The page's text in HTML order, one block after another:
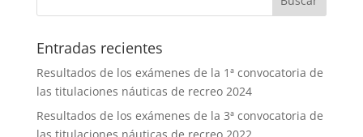
Entradas recientes
Resultados de los exámenes de la 1ª convocatoria de
las titulaciones náuticas de recreo 2024
Resultados de los exámenes de la 3ª convocatoria de